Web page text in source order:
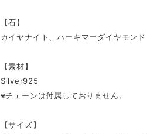
【石】
カイヤナイト、ハーキマーダイヤモンド
【素材】
Silver925
※チェーンは付属しておりません。
【サイズ】